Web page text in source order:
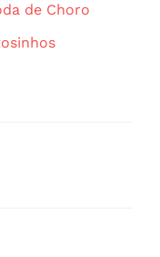
de Choro